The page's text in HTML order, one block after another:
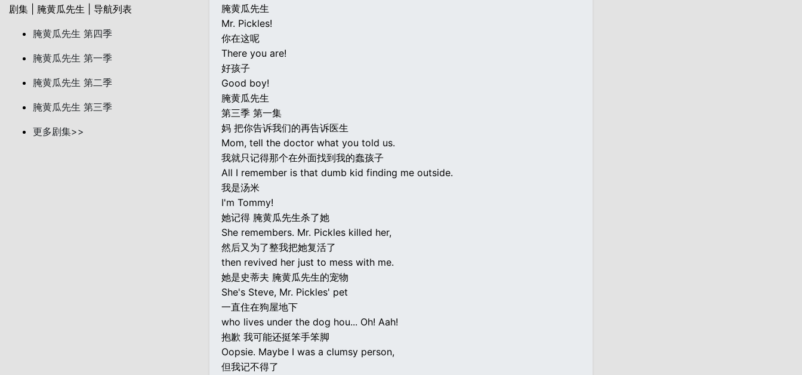
剧集 | 腌黄瓜先生 | 导航列表
腌黄瓜先生 第四季
腌黄瓜先生 第一季
腌黄瓜先生 第二季
腌黄瓜先生 第三季
更多剧集>>
腌黄瓜先生
Mr. Pickles!
你在这呢
There you are!
好孩子
Good boy!
腌黄瓜先生
第三季 第一集
妈 把你告诉我们的再告诉医生
Mom, tell the doctor what you told us.
我就只记得那个在外面找到我的蠢孩子
All I remember is that dumb kid finding me outside.
我是汤米
I'm Tommy!
她记得 腌黄瓜先生杀了她
She remembers. Mr. Pickles killed her,
然后又为了整我把她复活了
then revived her just to mess with me.
她是史蒂夫 腌黄瓜先生的宠物
She's Steve, Mr. Pickles' pet
一直住在狗屋地下
who lives under the dog hou... Oh! Aah!
抱歉 我可能还挺笨手笨脚
Oopsie. Maybe I was a clumsy person,
但我记不得了